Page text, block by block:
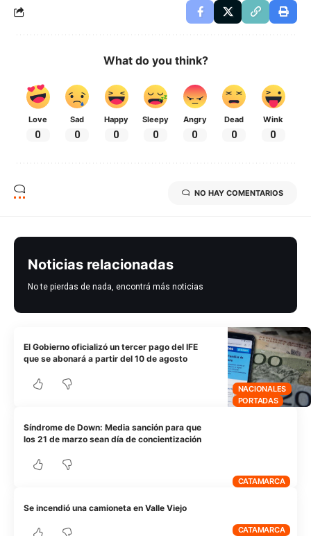
What do you think?
Love
0
Sad
0
Happy
0
Sleepy
0
Angry
0
Dead
0
Wink
0
NO HAY COMENTARIOS
Noticias relacionadas
No te pierdas de nada, encontrá más noticias
NACIONALES
PORTADAS
El Gobierno oficializó un tercer pago del IFE
que se abonará a partir del 10 de agosto
CATAMARCA
Síndrome de Down: Media sanción para que
los 21 de marzo sean día de concientización
CATAMARCA
Se incendió una camioneta en Valle Viejo